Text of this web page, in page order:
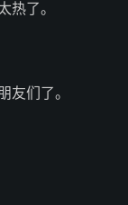
热了。
友们了。